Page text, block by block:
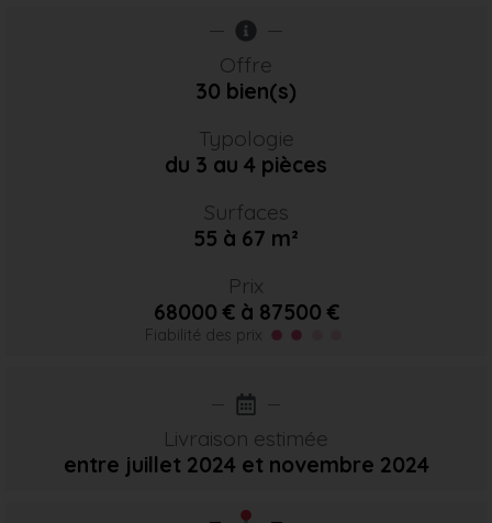
Offre
30 bien(s)
Typologie
du 3 au 4 pièces
Surfaces
55 à 67 m²
Prix
68000 € à 87500 €
Fiabilité des prix
Livraison estimée
entre juillet 2024 et novembre 2024